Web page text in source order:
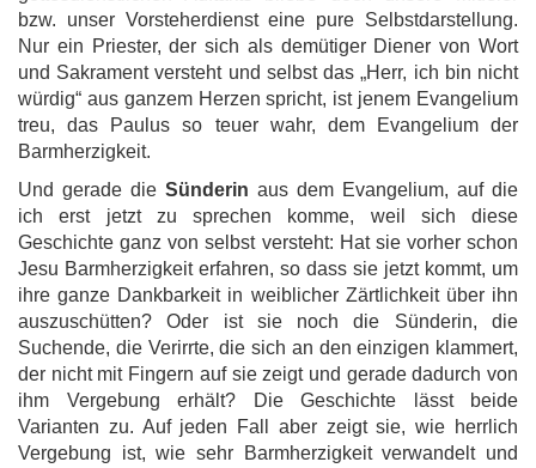
bzw. unser Vorsteherdienst eine pure Selbstdarstellung.
Nur ein Priester, der sich als demütiger Diener von Wort
und Sakrament versteht und selbst das „Herr, ich bin nicht
würdig“ aus ganzem Herzen spricht, ist jenem Evangelium
treu, das Paulus so teuer wahr, dem Evangelium der
Barmherzigkeit.
Und gerade die Sünderin aus dem Evangelium, auf die
ich erst jetzt zu sprechen komme, weil sich diese
Geschichte ganz von selbst versteht: Hat sie vorher schon
Jesu Barmherzigkeit erfahren, so dass sie jetzt kommt, um
ihre ganze Dankbarkeit in weiblicher Zärtlichkeit über ihn
auszuschütten? Oder ist sie noch die Sünderin, die
Suchende, die Verirrte, die sich an den einzigen klammert,
der nicht mit Fingern auf sie zeigt und gerade dadurch von
ihm Vergebung erhält? Die Geschichte lässt beide
Varianten zu. Auf jeden Fall aber zeigt sie, wie herrlich
Vergebung ist, wie sehr Barmherzigkeit verwandelt und